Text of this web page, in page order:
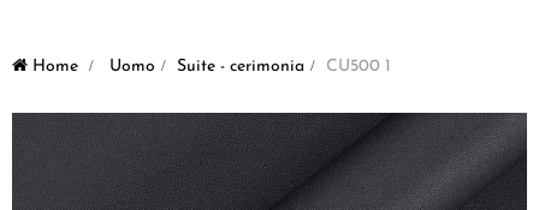
Home > Uomo > Suite - cerimonia > CU500 1